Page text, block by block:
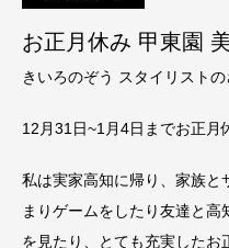
お正月休み 甲東園
きいろのぞう スタイリストの
12月31日~1月4日までお正月
私は実家高知に帰り、家族と
まりゲームをしたり友達と
を見たり、とても充実した